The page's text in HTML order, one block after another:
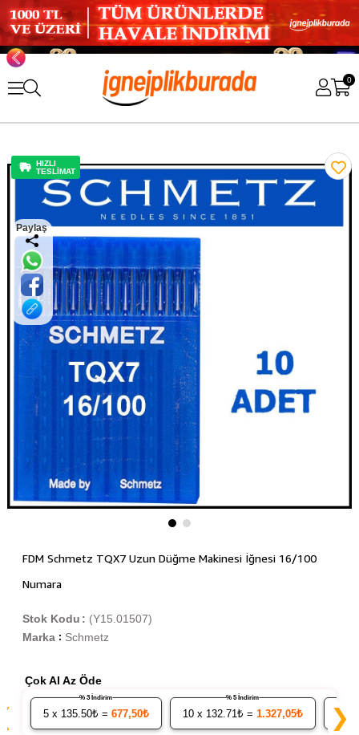
0
HIZLI
TESLİMAT
Paylaş
FDM Schmetz TQX7 Uzun Düğme Makinesi İğnesi 16/100
Numara
(Y15.01507)
Stok Kodu
Marka : Schmetz
Çok Al Az Öde
5x 135.50₺ = 677,50₺
% 3 İndirim
10x 132.71₺ = 1.327,05₺
% 5 İndirim
20
❯